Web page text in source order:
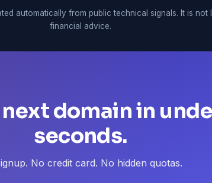
automatically from public technical signals. It is not
financial advice.
domain in
seconds.
No credit card. No hidden quotas.